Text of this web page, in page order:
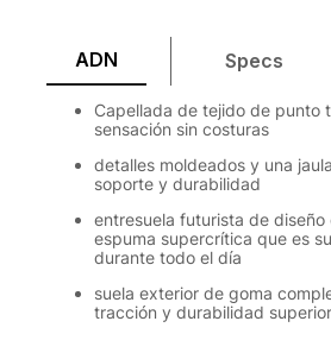
ADN Specs
Capellada de tejido de punto
sensación sin costuras
detalles moldeados y una
soporte y durabilidad
entresuela futurista de
espuma supercrítica que es
durante todo el día
suela exterior de goma
tracción y durabilidad